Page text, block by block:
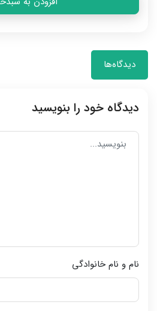
دیدگاه‌ها
دیدگاه خود را بنویسید
نام و نام خانوادگی